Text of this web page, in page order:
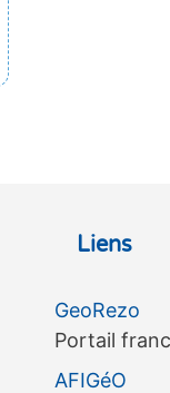
Liens
GeoRezo
Portail
AFIGéO